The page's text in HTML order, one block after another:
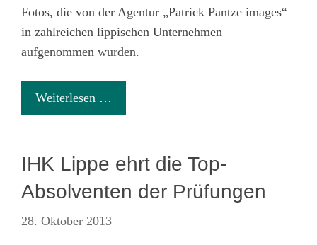
Fotos, die von der Agentur „Patrick Pantze images“
in zahlreichen lippischen Unternehmen
aufgenommen wurden.
Weiterlesen …
IHK Lippe ehrt die Top-
Absolventen der Prüfungen
28. Oktober 2013